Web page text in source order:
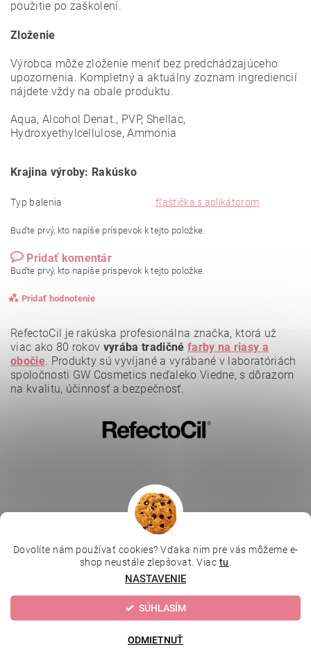
použitie po zaškolení.
Zloženie
Výrobca môže zloženie meniť bez predchádzajúceho
upozornenia. Kompletný a aktuálny zoznam ingrediencií
nájdete vždy na obale produktu.
Aqua, Alcohol Denat., PVP, Shellac,
Hydroxyethylcellulose, Ammonia
Krajina výroby: Rakúsko
Typ balenia fľaštička s aplikátorom
Buďte prvý, kto napíše príspevok k tejto položke.
Pridať komentár
Buďte prvý, kto napíše príspevok k tejto položke.
Pridať hodnotenie
Vložením hodnotenie súhlasíte spodmienkami ochrany
RefectoCil je rakúska profesionálna značka, ktorá už
viac ako 80 rokov vyrába tradičné farby na riasy a
obočie. Produkty sú vyvíjané a vyrábané v laboratóriách
spoločnosti GW Cosmetics neďaleko Viedne, s dôrazom
na kvalitu, účinnosť a bezpečnosť.
Depilujeme.cz | Kosmetická škola | Online kosmetické kurzy |
MikroArt | Ella Baché
2026 © Kozmetický obchod, všetky práva vyhradenéUpraviť nastavenie cookies
Vytvoril Shoptet
Dovolíte nám používať cookies? Vďaka nim pre vás môžeme e-
shop neustále zlepšovat. Viac tu
NASTAVENIE
ODMIETNUŤ
SÚHLASÍM